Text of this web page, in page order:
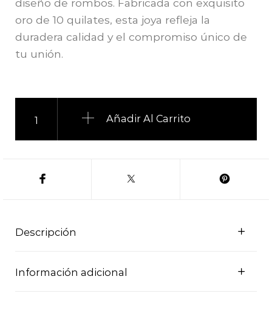
diseño de rombos. Fabricada con exquisito
oro de 10 quilates, esta joya refleja la
duradera calidad y el compromiso único de
tu unión.
Añadir Al Carrito
Descripción
Información adicional